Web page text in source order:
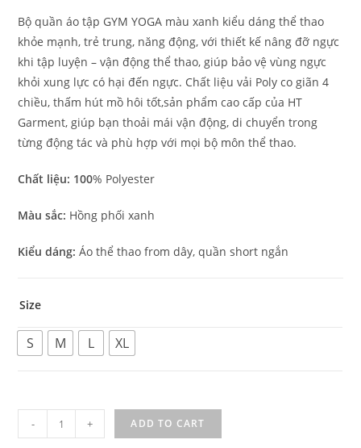
Bộ quần áo tập GYM YOGA màu xanh kiểu dáng thể thao
khỏe mạnh, trẻ trung, năng động, với thiết kế nâng đỡ ngực
khi tập luyện – vận động thể thao, giúp bảo vệ vùng ngực
khỏi xung lực có hại đến ngực. Chất liệu vải Poly co giãn 4
chiều, thấm hút mồ hôi tốt,sản phẩm cao cấp của HT
Garment, giúp bạn thoải mái vận động, di chuyển trong
từng động tác và phù hợp với mọi bộ môn thể thao.
Chất liệu: 100% Polyester
Màu sắc: Hồng phối xanh
Kiểu dáng:Áo thể thao from dây, quần short ngắn
Size
S M L XL
quần
- + ADD TO CART